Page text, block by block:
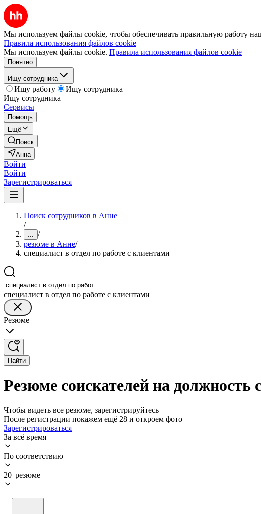
Мы используем файлы cookie, чтобы обеспечивать правильную работу
Правила использования файлов cookie
Мы используем файлы cookie. Правила использования файлов cookie
Понятно
Ищу сотрудника
Ищу работу
Ищу сотрудника
Ищу сотрудника
Сервисы
Помощь
Ещё
Поиск
Анна
Войти
Войти
Зарегистрироваться
Поиск сотрудников в Анне
/
... /
резюме в Анне/
специалист в отдел по работе с клиентами
специалист в отдел по работе с клиентами
Резюме
Найти
Резюме соискателей на должность
Чтобы видеть все резюме, зарегистрируйтесь
После регистрации покажем ещё 28 и откроем фото
Зарегистрироваться
За всё время
По соответствию
20 резюме